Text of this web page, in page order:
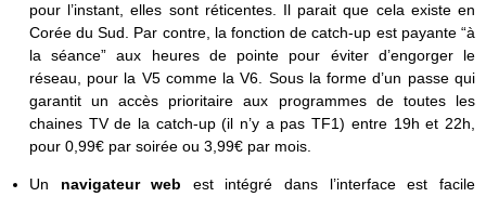
pour l’instant, elles sont réticentes. Il parait que cela existe en
Corée du Sud. Par contre, la fonction de catch-up est payante “à
la séance” aux heures de pointe pour éviter d’engorger le
réseau, pour la V5 comme la V6. Sous la forme d’un passe qui
garantit un accès prioritaire aux programmes de toutes les
chaines TV de la catch-up (il n’y a pas TF1) entre 19h et 22h,
pour 0,99€ par soirée ou 3,99€ par mois.
Un navigateur web est intégré dans l’interface est facile